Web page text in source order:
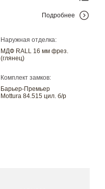
Наружная отделка:
МДФ RALL 16 мм фрез.
(глянец)
Комплект замков:
Барьер-Премьер
Mottura 84.515 цил. б/р
Подробнее